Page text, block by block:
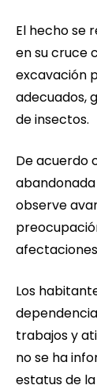
El hecho se
en su cruce
excavación
adecuados,
de insectos.
De acuerdo
observe
Los
trabajos y
no se ha
estatus de